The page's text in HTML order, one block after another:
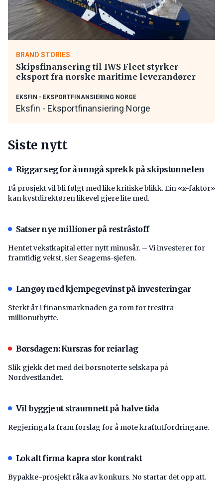
BRAND STORIES
Skipsfinansering til IWS Fleet styrker
eksport fra norske maritime leverandører
EKSFIN - EKSPORTFINANSIERING NORGE
Eksfin - Eksportfinansiering Norge
Siste nytt
Riggar seg for å unngå sprekk på skipstunnelen
Få prosjekt vil bli følgt med like kritiske blikk. Ein «x-faktor»
kan kystdirektøren likevel gjere lite med.
Satser nye millioner på restråstoff
Hentet vekstkapital etter nytt minusår. – Vi investerer for
framtidig vekst, sier Seagems-sjefen.
Langøy med kjempegevinst på investeringar
Sterkt år i finansmarknaden ga rom for tresifra
millionutbytte.
Børsdagen: Kursras for reiarlag
Slik gjekk det med dei børsnoterte selskapa på
Nordvestlandet.
Vil byggje ut straumnett på halve tida
Regjeringa la fram forslag for å møte kraftutfordringane.
Lokalt firma kapra stor kontrakt
Bypakke-prosjekt råka av konkurs. No startar det opp att.